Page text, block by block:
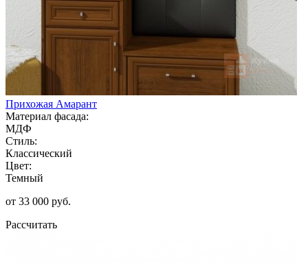
Прихожая Амарант
Материал фасада:
МДФ
Стиль:
Классический
Цвет:
Темный
от 33 000 руб.
Рассчитать